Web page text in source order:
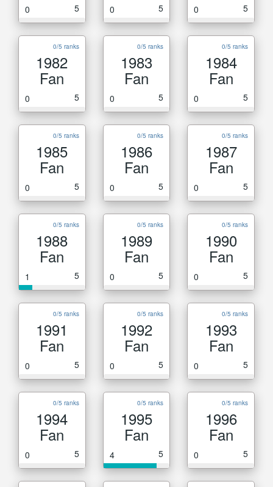
0 5 0 5 0 5
0/5 ranks
1982
Fan
0 5
0/5 ranks
1983
Fan
0 5
0/5 ranks
1984
Fan
0 5
0/5 ranks
1985
Fan
0 5
0/5 ranks
1986
Fan
0 5
0/5 ranks
1987
Fan
0 5
0/5 ranks
1988
Fan
1 5
0/5 ranks
1989
Fan
0 5
0/5 ranks
1990
Fan
0 5
0/5 ranks
1991
Fan
0 5
0/5 ranks
1992
Fan
0 5
0/5 ranks
1993
Fan
0 5
0/5 ranks
1994
Fan
0 5
0/5 ranks
1995
Fan
4 5
0/5 ranks
1996
Fan
0 5